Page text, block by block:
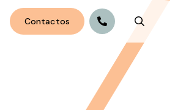
Contactos